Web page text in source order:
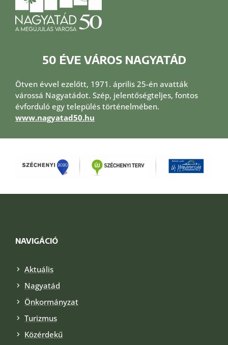
50 ÉVE VÁROS NAGYATÁD
Ötven évvel ezelőtt, 1971. április 25-én avatták
várossá Nagyatádot. Szép, jelentőségteljes, fontos
évforduló egy település történelmében.
www.nagyatad50.hu
NAVIGÁCIÓ
Aktuális
Nagyatád
Önkormányzat
Turizmus
Közérdekű